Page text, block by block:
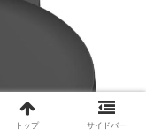
トップ サイドバー